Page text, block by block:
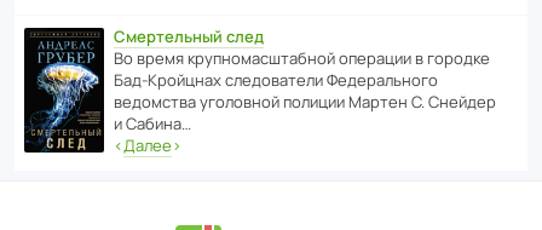
Смертельный след
Во время круп­но­мас­ш­та­бной операции в городке
Бад‑Крой­цнах следо­ва­тели Феде­раль­ного
ведомства уголо­вной полиции Мартен С. Снейдер
и Сабина…
‹Далее›